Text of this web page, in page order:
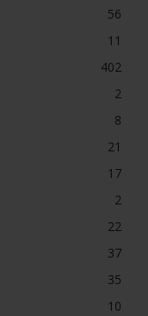
56
11
402
2
8
21
17
2
22
37
35
10